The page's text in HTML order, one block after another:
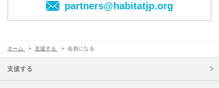
partners@habitatjp.org
ホーム 支援する 会員になる
支援する